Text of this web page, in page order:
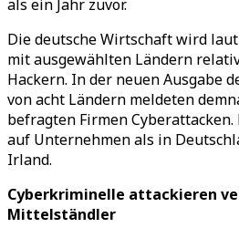
als ein Jahr zuvor.
Die deutsche Wirtschaft wird
mit ausgewählten Ländern
Hackern. In der neuen Ausgabe
von acht Ländern meldeten
befragten Firmen
auf Unternehmen als in
Irland.
Cyberkriminelle attackieren
Mittelständler